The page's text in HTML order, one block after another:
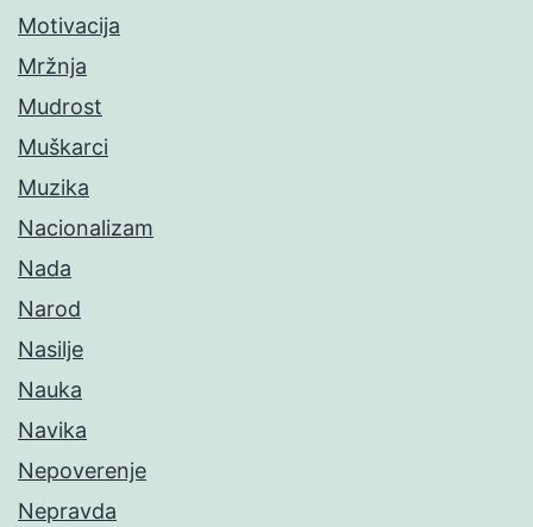
Motivacija
Mržnja
Mudrost
Muškarci
Muzika
Nacionalizam
Nada
Narod
Nasilje
Nauka
Navika
Nepoverenje
Nepravda